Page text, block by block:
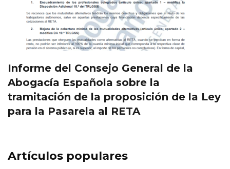
Informe del Consejo General de la
Abogacía Española sobre la
tramitación de la proposición de la Ley
para la Pasarela al RETA
Artículos populares